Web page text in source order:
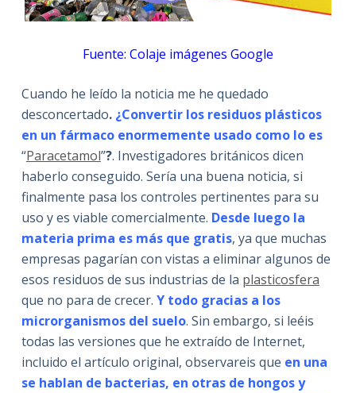
Fuente: Colaje imágenes Google
Cuando he leído la noticia me he quedado
desconcertado. ¿Convertir los residuos plásticos
en un fármaco enormemente usado como lo es
“Paracetamol”?. Investigadores británicos dicen
haberlo conseguido. Sería una buena noticia, si
finalmente pasa los controles pertinentes para su
uso y es viable comercialmente. Desde luego la
materia prima es más que gratis, ya que muchas
empresas pagarían con vistas a eliminar algunos de
esos residuos de sus industrias de la plasticosfera
que no para de crecer. Y todo gracias a los
microrganismos del suelo. Sin embargo, si leéis
todas las versiones que he extraído de Internet,
incluido el artículo original, observareis que en una
se hablan de bacterias, en otras de hongos y